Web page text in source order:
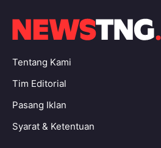
Tentang Kami
Tim Editorial
Pasang Iklan
Syarat & Ketentuan